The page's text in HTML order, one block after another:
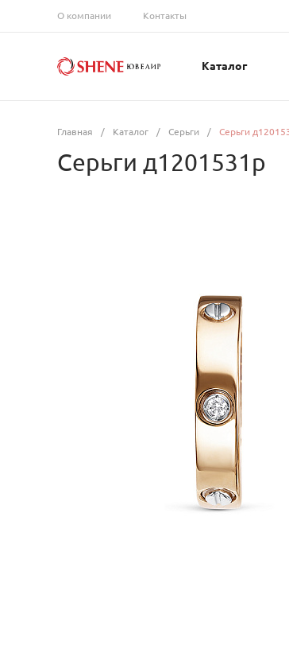
О компании Контакты
Каталог
Главная / Каталог / Серьги / Серьги
Серьги д1201531р